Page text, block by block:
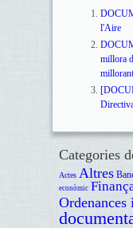
l'Aire
millora
Categories
Actes Altres
econòmic